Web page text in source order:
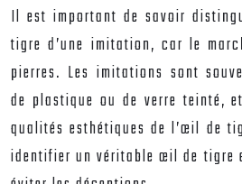
Il est important de savoir
tigre d’une imitation, car le
pierres. Les imitations sont
de plastique ou de verre teinté,
qualités esthétiques de l’œil de
identifier un véritable œil de tigre